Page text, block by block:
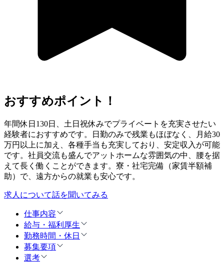
おすすめポイント！
年間休日130日、土日祝休みでプライベートを充実させたい
経験者におすすめです。日勤のみで残業もほぼなく、月給30
万円以上に加え、各種手当も充実しており、安定収入が可能
です。社員交流も盛んでアットホームな雰囲気の中、腰を据
えて長く働くことができます。寮・社宅完備（家賃半額補
助）で、遠方からの就業も安心です。
求人について話を聞いてみる
仕事内容
給与・福利厚生
勤務時間・休日
募集要項
選考